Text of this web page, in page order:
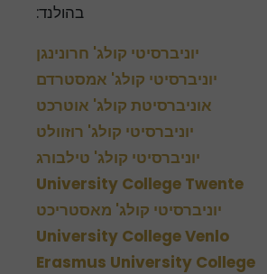
בהולנד:
יוניברסיטי קולג' חרונינגן
יוניברסיטי קולג' אמסטרדם
אוניברסיטת קולג' אוטרכט
יוניברסיטי קולג' רוזוולט
יוניברסיטי קולג' טילבורג
University College Twente
יוניברסיטי קולג' מאסטריכט
University College Venlo
Erasmus University College